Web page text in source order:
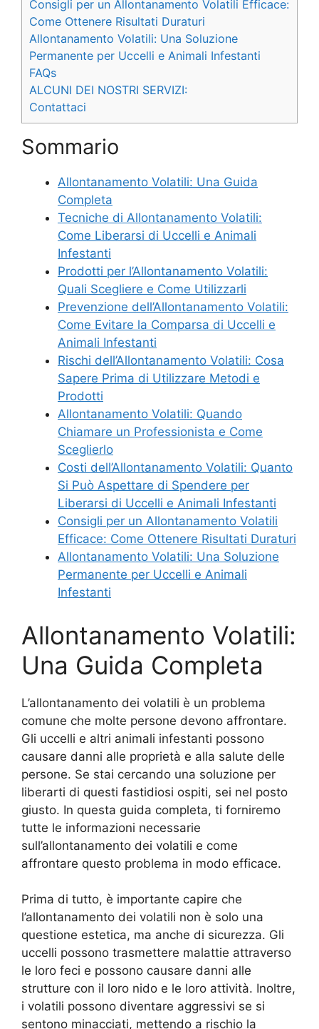
Consigli per un Allontanamento Volatili Efficace:
Come Ottenere Risultati Duraturi
Allontanamento Volatili: Una Soluzione
Permanente per Uccelli e Animali Infestanti
FAQs
ALCUNI DEI NOSTRI SERVIZI:
Contattaci
Sommario
Allontanamento Volatili: Una Guida
Completa
Tecniche di Allontanamento Volatili:
Come Liberarsi di Uccelli e Animali
Infestanti
Prodotti per l’Allontanamento Volatili:
Quali Scegliere e Come Utilizzarli
Prevenzione dell’Allontanamento Volatili:
Come Evitare la Comparsa di Uccelli e
Animali Infestanti
Rischi dell’Allontanamento Volatili: Cosa
Sapere Prima di Utilizzare Metodi e
Prodotti
Allontanamento Volatili: Quando
Chiamare un Professionista e Come
Sceglierlo
Costi dell’Allontanamento Volatili: Quanto
Si Può Aspettare di Spendere per
Liberarsi di Uccelli e Animali Infestanti
Consigli per un Allontanamento Volatili
Efficace: Come Ottenere Risultati Duraturi
Allontanamento Volatili: Una Soluzione
Permanente per Uccelli e Animali
Infestanti
Allontanamento Volatili:
Una Guida Completa
L’allontanamento dei volatili è un problema
comune che molte persone devono affrontare.
Gli uccelli e altri animali infestanti possono
causare danni alle proprietà e alla salute delle
persone. Se stai cercando una soluzione per
liberarti di questi fastidiosi ospiti, sei nel posto
giusto. In questa guida completa, ti forniremo
tutte le informazioni necessarie
sull’allontanamento dei volatili e come
affrontare questo problema in modo efficace.
Prima di tutto, è importante capire che
l’allontanamento dei volatili non è solo una
questione estetica, ma anche di sicurezza. Gli
uccelli possono trasmettere malattie attraverso
le loro feci e possono causare danni alle
strutture con il loro nido e le loro attività. Inoltre,
i volatili possono diventare aggressivi se si
sentono minacciati, mettendo a rischio la